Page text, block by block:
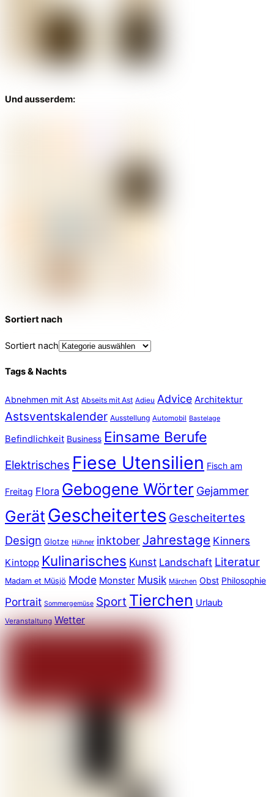
Und ausserdem:
Sortiert nach
Sortiert nach
Tags & Nachts
Abnehmen mit Ast Abseits mit Ast Adieu Advice Architektur
Astsventskalender Ausstellung Automobil Bastelage
Befindlichkeit Business Einsame Berufe
Elektrisches Fiese Utensilien Fisch am
Freitag Flora Gebogene Wörter Gejammer
Gerät Gescheitertes Gescheitertes
Design Glotze Hühner inktober Jahrestage Kinners
Kintopp Kulinarisches Kunst Landschaft Literatur
Madam et Müsjö Mode Monster Musik Märchen Obst Philosophie
Portrait Sommergemüse Sport Tierchen Urlaub
Veranstaltung Wetter